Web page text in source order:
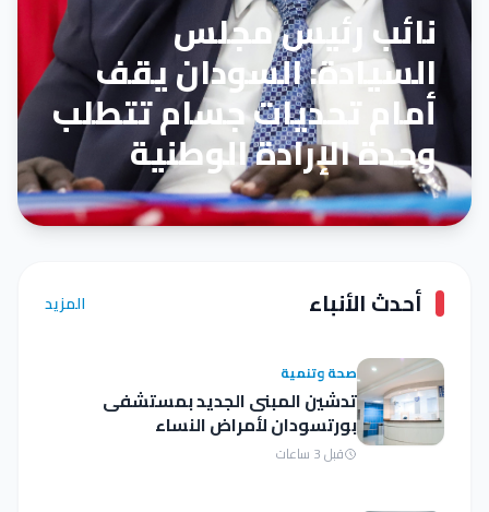
نائب رئيس مجلس
السيادة: السودان يقف
أمام تحديات جسام تتطلب
وحدة الإرادة الوطنية
أحدث الأنباء المزيد
صحة وتنمية
تدشين المبنى الجديد بمستشفى
بورتسودان لأمراض النساء
قبل 3 ساعات